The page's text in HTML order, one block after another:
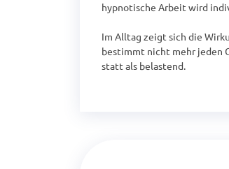
hypnotische Arbeit wird
Im Alltag zeigt sich die
bestimmt nicht mehr jeden
statt als belastend.